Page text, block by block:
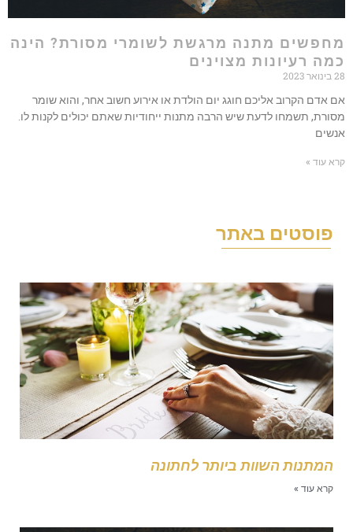
מתנה מרגשת לשומרי מסורת? הינה
רעיונות מצוינים
הקרוב אליכם חוגג יום הולדת או אירוע חשוב אחר, והוא שומר
תשמחו לדעת שיש הרבה מתנות ייחודיות שאתם יכולים לקנות לו.
עוד »
באתר
השוות ביותר לחתונה
עוד »